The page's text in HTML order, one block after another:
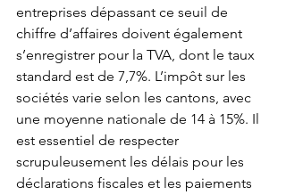
entreprises dépassant ce seuil de
chiffre d’affaires doivent également
s’enregistrer pour la TVA, dont le taux
standard est de 7,7%. L’impôt sur les
sociétés varie selon les cantons, avec
une moyenne nationale de 14 à 15%. Il
est essentiel de respecter
scrupuleusement les délais pour les
déclarations fiscales et les paiements